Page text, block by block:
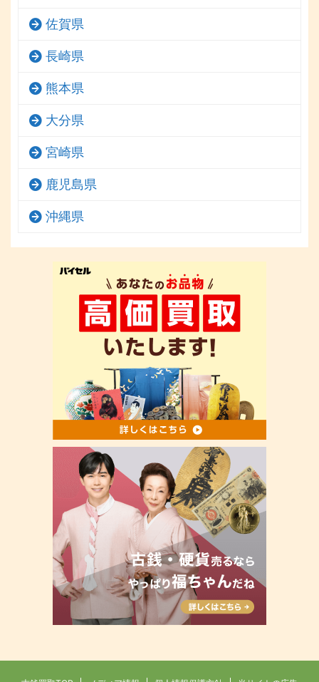
佐賀県
長崎県
熊本県
大分県
宮崎県
鹿児島県
沖縄県